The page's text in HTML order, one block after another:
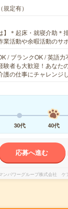
定有）
】＊起床・就寝介助＊
業活動や余暇活動のサ
/ ブランクOK / 英語力
験者も大歓迎！あなた
護の仕事にチャレンジ
30代 40代
応募へ進む
ンパワーグループ株式会社 ケ